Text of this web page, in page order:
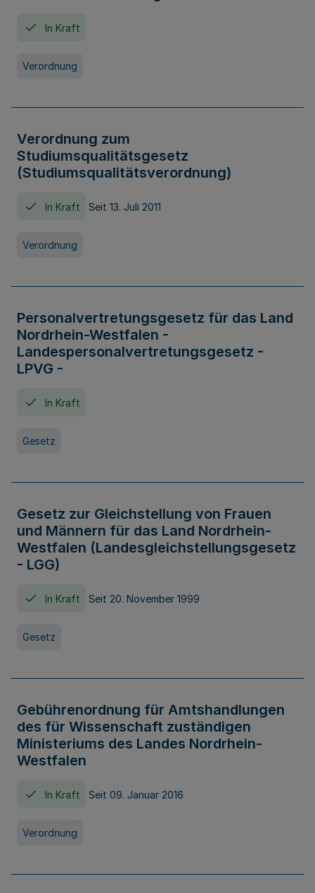
In Kraft
Verordnung
Verordnung zum
Studiumsqualitätsgesetz
(Studiumsqualitätsverordnung)
In Kraft Seit 13. Juli 2011
Verordnung
Personalvertretungsgesetz für das Land
Nordrhein-Westfalen -
Landespersonalvertretungsgesetz -
LPVG -
In Kraft
Gesetz
Gesetz zur Gleichstellung von Frauen
und Männern für das Land Nordrhein-
Westfalen (Landesgleichstellungsgesetz
- LGG)
In Kraft Seit 20. November 1999
Gesetz
Gebührenordnung für Amtshandlungen
des für Wissenschaft zuständigen
Ministeriums des Landes Nordrhein-
Westfalen
In Kraft Seit 09. Januar 2016
Verordnung